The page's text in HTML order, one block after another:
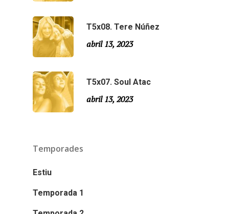
T5x08. Tere Núñez
abril 13, 2023
T5x07. Soul Atac
abril 13, 2023
Temporades
Estiu
Temporada 1